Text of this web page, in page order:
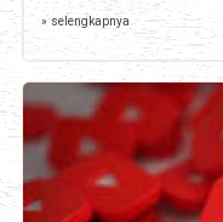
» selengkapnya